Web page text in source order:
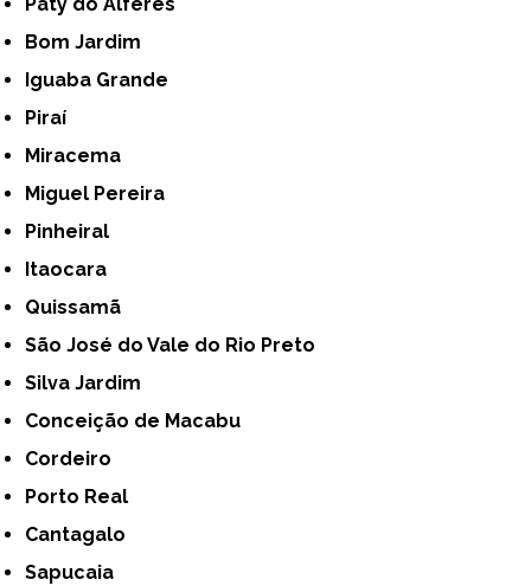
Bom Jardim
Iguaba Grande
Piraí
Miracema
Miguel Pereira
Pinheiral
Itaocara
Quissamã
São José do Vale do Rio Preto
Silva Jardim
Conceição de Macabu
Cordeiro
Porto Real
Cantagalo
Sapucaia